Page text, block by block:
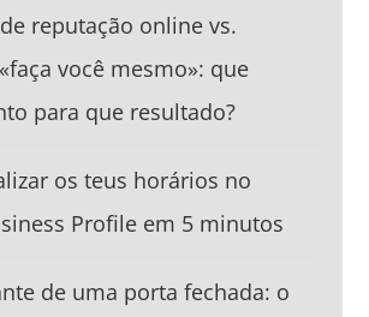
reputação online vs.
você mesmo»: que
para que resultado?
os teus horários no
Profile em 5 minutos
de uma porta fechada: o